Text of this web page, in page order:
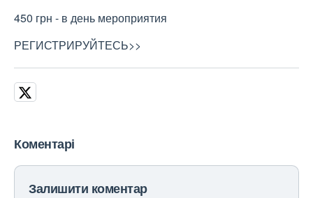
450 грн - в день мероприятия
РЕГИСТРИРУЙТЕСЬ>>
Коментарі
Залишити коментар